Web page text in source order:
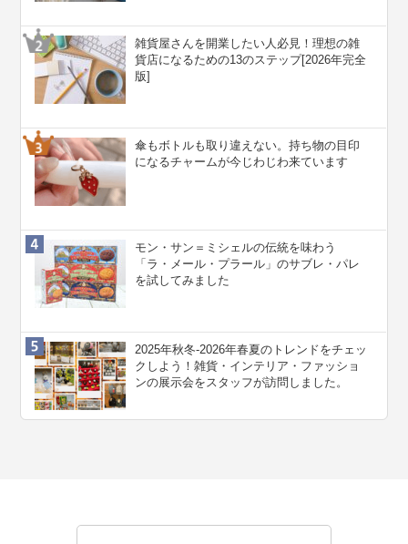
雑貨屋さんを開業したい人必見！理想の雑
貨店になるための13のステップ[2026年完全
版]
傘もボトルも取り違えない。持ち物の目印
になるチャームが今じわじわ来ています
モン・サン＝ミシェルの伝統を味わう
「ラ・メール・プラール」のサブレ・パレ
を試してみました
2025年秋冬-2026年春夏のトレンドをチェッ
クしよう！雑貨・インテリア・ファッショ
ンの展示会をスタッフが訪問しました。